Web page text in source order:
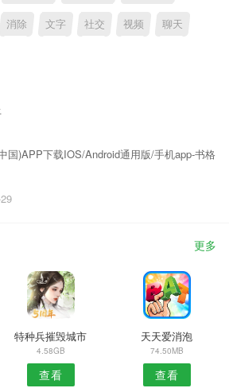
消除 文字 社交 视频 聊天
国)APP下载IOS/Android通用版/手机app-书格
更多
特种兵摧毁城市
4.58GB
查看
天天爱消泡
74.50MB
查看